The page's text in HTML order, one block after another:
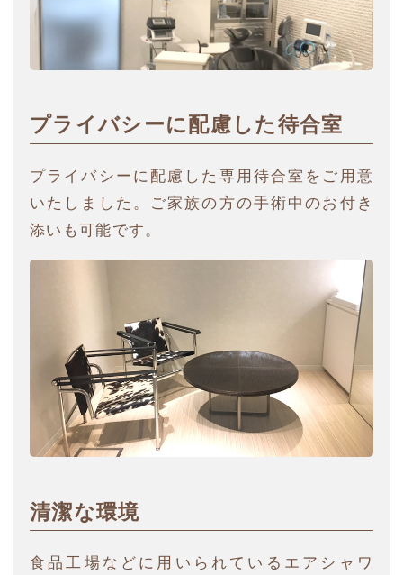
プライバシーに配慮した待合室
プライバシーに配慮した専用待合室をご用意
いたしました。ご家族の方の手術中のお付き
添いも可能です。
清潔な環境
食品工場などに用いられているエアシャワ